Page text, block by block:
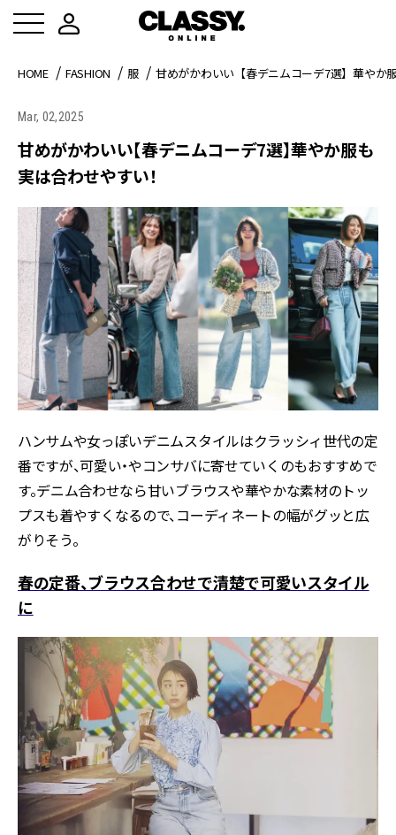
HOME FASHION 服 甘めがかわいい【春デニムコーデ7選】華やか
Mar, 02,2025
甘めがかわいい【春デニムコーデ7選】華やか服も
実は合わせやすい！
ハンサムや女っぽいデニムスタイルはクラッシィ世代の定
番ですが、可愛い・やコンサバに寄せていくのもおすすめで
す。デニム合わせなら甘いブラウスや華やかな素材のトッ
プスも着やすくなるので、コーディネートの幅がグッと広
がりそう。
春の定番、ブラウス合わせで清楚で可愛いスタイル
に